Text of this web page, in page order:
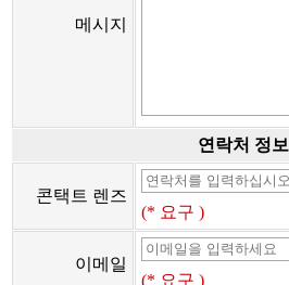
메시지
연락처 정보
콘택트 렌즈
(* 요구 )
이메일
(* 요구 )